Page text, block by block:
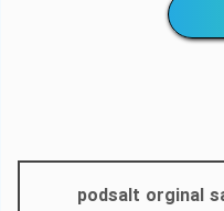
podsalt orginal